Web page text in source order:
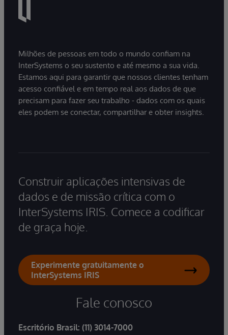
Milhões de pessoas em todo o mundo confiam na
InterSystems o seu sustento e até mesmo a sua vida.
Estamos aqui para garantir que nossos clientes tenham
acesso confiável e em tempo real aos dados de que
precisam para fazer seu trabalho - dados com os quais
eles podem se conectar, compartilhar e obter insights.
Construir aplicações intensivas de
dados e de missão crítica com o
InterSystems IRIS. Comece a codificar
de graça hoje.
Experimente gratuitamente o
InterSystems IRIS
Fale conosco
Escritório Brasil: (11) 3014-7000